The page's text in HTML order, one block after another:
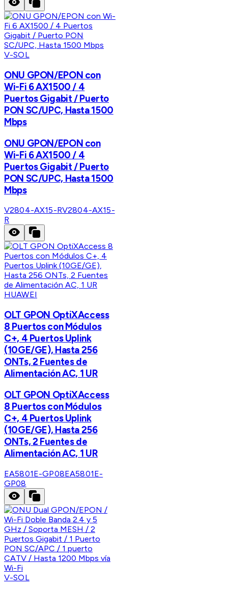
V-SOL
ONU GPON/EPON con
Wi-Fi 6 AX1500 / 4
Puertos Gigabit / Puerto
PON SC/UPC, Hasta 1500
Mbps
ONU GPON/EPON con
Wi-Fi 6 AX1500 / 4
Puertos Gigabit / Puerto
PON SC/UPC, Hasta 1500
Mbps
V2804-AX15-RV2804-AX15-
R
HUAWEI
OLT GPON OptiXAccess
8 Puertos con Módulos
C+, 4 Puertos Uplink
(10GE/GE), Hasta 256
ONTs, 2 Fuentes de
Alimentación AC, 1 UR
OLT GPON OptiXAccess
8 Puertos con Módulos
C+, 4 Puertos Uplink
(10GE/GE), Hasta 256
ONTs, 2 Fuentes de
Alimentación AC, 1 UR
EA5801E-GP08EA5801E-
GP08
V-SOL